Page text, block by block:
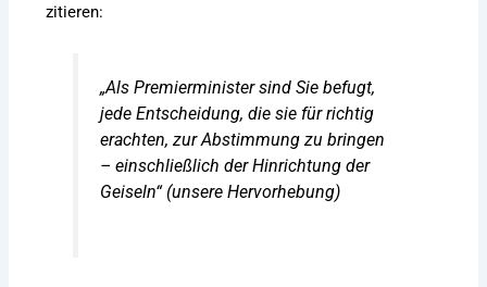
zitieren:
„Als Premierminister sind Sie befugt,
jede Entscheidung, die sie für richtig
erachten, zur Abstimmung zu bringen
– einschließlich der Hinrichtung der
Geiseln“ (unsere Hervorhebung)